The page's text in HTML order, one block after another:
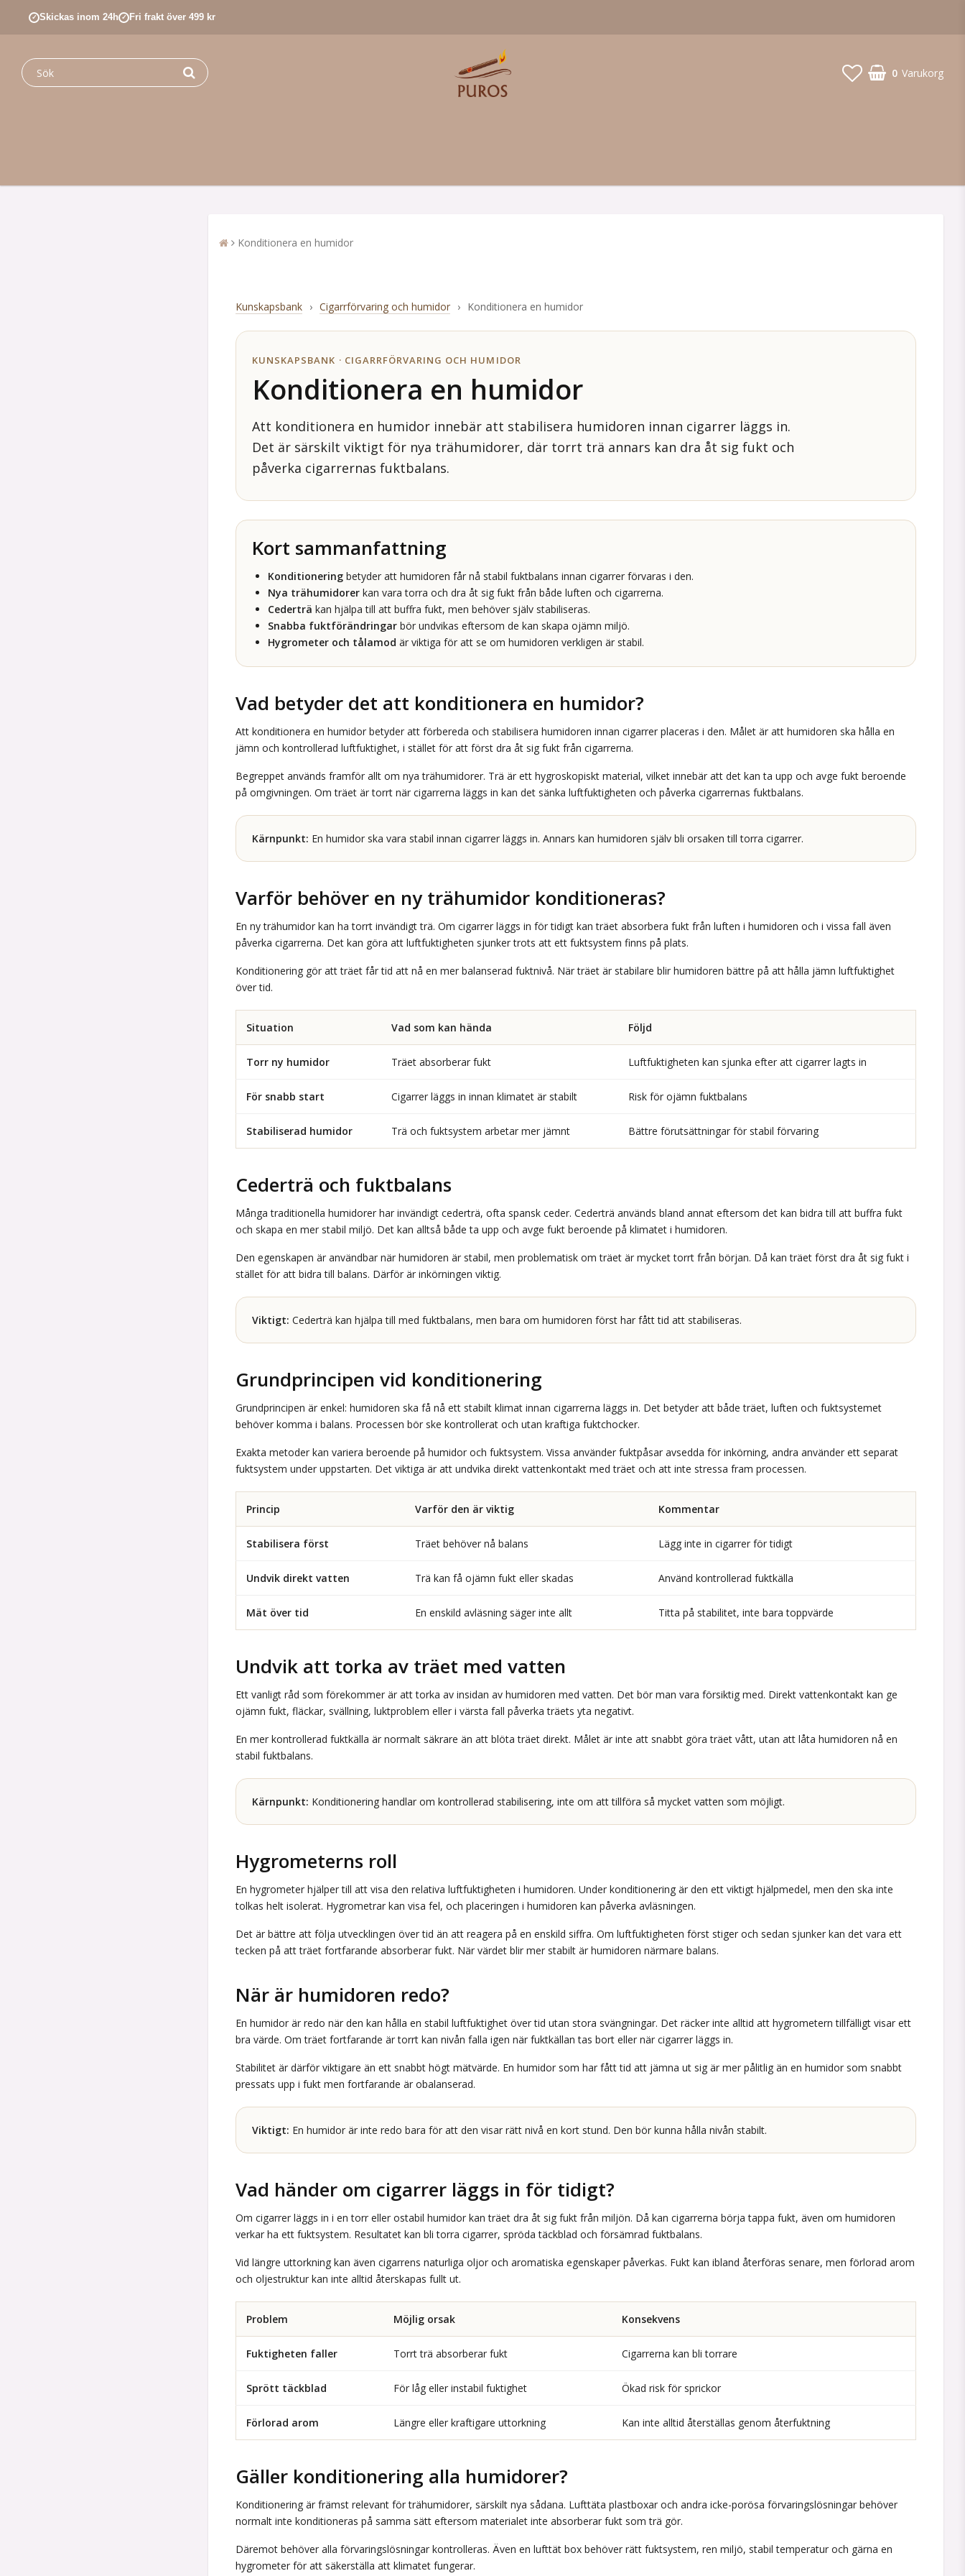
✓ Skickas inom 24h ✓ Fri frakt över 499 kr
0 Varukorg
Konditionera en humidor
Kunskapsbank › Cigarrförvaring och humidor › Konditionera en humidor
KUNSKAPSBANK · CIGARRFÖRVARING OCH HUMIDOR
Konditionera en humidor
Att konditionera en humidor innebär att stabilisera humidoren innan cigarrer läggs in.
Det är särskilt viktigt för nya trähumidorer, där torrt trä annars kan dra åt sig fukt och
påverka cigarrernas fuktbalans.
Kort sammanfattning
Konditionering betyder att humidoren får nå stabil fuktbalans innan cigarrer förvaras i den.
Nya trähumidorer kan vara torra och dra åt sig fukt från både luften och cigarrerna.
Cederträ kan hjälpa till att buffra fukt, men behöver själv stabiliseras.
Snabba fuktförändringar bör undvikas eftersom de kan skapa ojämn miljö.
Hygrometer och tålamod är viktiga för att se om humidoren verkligen är stabil.
Vad betyder det att konditionera en humidor?
Att konditionera en humidor betyder att förbereda och stabilisera humidoren innan cigarrer placeras i den. Målet är att humidoren ska hålla en
jämn och kontrollerad luftfuktighet, i stället för att först dra åt sig fukt från cigarrerna.
Begreppet används framför allt om nya trähumidorer. Trä är ett hygroskopiskt material, vilket innebär att det kan ta upp och avge fukt beroende
på omgivningen. Om träet är torrt när cigarrerna läggs in kan det sänka luftfuktigheten och påverka cigarrernas fuktbalans.
Kärnpunkt: En humidor ska vara stabil innan cigarrer läggs in. Annars kan humidoren själv bli orsaken till torra cigarrer.
Varför behöver en ny trähumidor konditioneras?
En ny trähumidor kan ha torrt invändigt trä. Om cigarrer läggs in för tidigt kan träet absorbera fukt från luften i humidoren och i vissa fall även
påverka cigarrerna. Det kan göra att luftfuktigheten sjunker trots att ett fuktsystem finns på plats.
Konditionering gör att träet får tid att nå en mer balanserad fuktnivå. När träet är stabilare blir humidoren bättre på att hålla jämn luftfuktighet
över tid.
Situation Vad som kan hända Följd
Torr ny humidor Träet absorberar fukt Luftfuktigheten kan sjunka efter att cigarrer lagts in
För snabb start Cigarrer läggs in innan klimatet är stabilt Risk för ojämn fuktbalans
Stabiliserad humidor Trä och fuktsystem arbetar mer jämnt Bättre förutsättningar för stabil förvaring
Cederträ och fuktbalans
Många traditionella humidorer har invändigt cederträ, ofta spansk ceder. Cederträ används bland annat eftersom det kan bidra till att buffra fukt
och skapa en mer stabil miljö. Det kan alltså både ta upp och avge fukt beroende på klimatet i humidoren.
Den egenskapen är användbar när humidoren är stabil, men problematisk om träet är mycket torrt från början. Då kan träet först dra åt sig fukt i
stället för att bidra till balans. Därför är inkörningen viktig.
Viktigt: Cederträ kan hjälpa till med fuktbalans, men bara om humidoren först har fått tid att stabiliseras.
Grundprincipen vid konditionering
Grundprincipen är enkel: humidoren ska få nå ett stabilt klimat innan cigarrerna läggs in. Det betyder att både träet, luften och fuktsystemet
behöver komma i balans. Processen bör ske kontrollerat och utan kraftiga fuktchocker.
Exakta metoder kan variera beroende på humidor och fuktsystem. Vissa använder fuktpåsar avsedda för inkörning, andra använder ett separat
fuktsystem under uppstarten. Det viktiga är att undvika direkt vattenkontakt med träet och att inte stressa fram processen.
Princip Varför den är viktig Kommentar
Stabilisera först Träet behöver nå balans Lägg inte in cigarrer för tidigt
Undvik direkt vatten Trä kan få ojämn fukt eller skadas Använd kontrollerad fuktkälla
Mät över tid En enskild avläsning säger inte allt Titta på stabilitet, inte bara toppvärde
Undvik att torka av träet med vatten
Ett vanligt råd som förekommer är att torka av insidan av humidoren med vatten. Det bör man vara försiktig med. Direkt vattenkontakt kan ge
ojämn fukt, fläckar, svällning, luktproblem eller i värsta fall påverka träets yta negativt.
En mer kontrollerad fuktkälla är normalt säkrare än att blöta träet direkt. Målet är inte att snabbt göra träet vått, utan att låta humidoren nå en
stabil fuktbalans.
Kärnpunkt: Konditionering handlar om kontrollerad stabilisering, inte om att tillföra så mycket vatten som möjligt.
Hygrometerns roll
En hygrometer hjälper till att visa den relativa luftfuktigheten i humidoren. Under konditionering är den ett viktigt hjälpmedel, men den ska inte
tolkas helt isolerat. Hygrometrar kan visa fel, och placeringen i humidoren kan påverka avläsningen.
Det är bättre att följa utvecklingen över tid än att reagera på en enskild siffra. Om luftfuktigheten först stiger och sedan sjunker kan det vara ett
tecken på att träet fortfarande absorberar fukt. När värdet blir mer stabilt är humidoren närmare balans.
När är humidoren redo?
En humidor är redo när den kan hålla en stabil luftfuktighet över tid utan stora svängningar. Det räcker inte alltid att hygrometern tillfälligt visar ett
bra värde. Om träet fortfarande är torrt kan nivån falla igen när fuktkällan tas bort eller när cigarrer läggs in.
Stabilitet är därför viktigare än ett snabbt högt mätvärde. En humidor som har fått tid att jämna ut sig är mer pålitlig än en humidor som snabbt
pressats upp i fukt men fortfarande är obalanserad.
Viktigt: En humidor är inte redo bara för att den visar rätt nivå en kort stund. Den bör kunna hålla nivån stabilt.
Vad händer om cigarrer läggs in för tidigt?
Om cigarrer läggs in i en torr eller ostabil humidor kan träet dra åt sig fukt från miljön. Då kan cigarrerna börja tappa fukt, även om humidoren
verkar ha ett fuktsystem. Resultatet kan bli torra cigarrer, spröda täckblad och försämrad fuktbalans.
Vid längre uttorkning kan även cigarrens naturliga oljor och aromatiska egenskaper påverkas. Fukt kan ibland återföras senare, men förlorad arom
och oljestruktur kan inte alltid återskapas fullt ut.
Problem Möjlig orsak Konsekvens
Fuktigheten faller Torrt trä absorberar fukt Cigarrerna kan bli torrare
Sprött täckblad För låg eller instabil fuktighet Ökad risk för sprickor
Förlorad arom Längre eller kraftigare uttorkning Kan inte alltid återställas genom återfuktning
Gäller konditionering alla humidorer?
Konditionering är främst relevant för trähumidorer, särskilt nya sådana. Lufttäta plastboxar och andra icke-porösa förvaringslösningar behöver
normalt inte konditioneras på samma sätt eftersom materialet inte absorberar fukt som trä gör.
Däremot behöver alla förvaringslösningar kontrolleras. Även en lufttät box behöver rätt fuktsystem, ren miljö, stabil temperatur och gärna en
hygrometer för att säkerställa att klimatet fungerar.